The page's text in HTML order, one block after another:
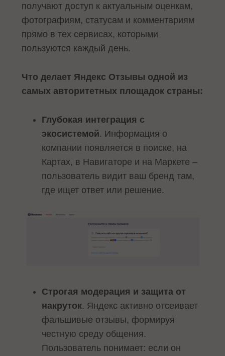
получают доступ к актуальным оценкам,
фотографиям, статусам и комментариям
прямо в тех сервисах, которыми
пользуются каждый день.
Что делает Яндекс Отзывы одной из
самых авторитетных площадок страны:
Глубокая интеграция с
экосистемой. Информация о
компании появляется в поиске, на
Картах, в Навигаторе и на Маркете –
пользователь видит ваш бренд там,
где ищет ответ или решение.
Строгая модерация и защита от
накруток. Яндекс активно отсеивает
фальшивые отзывы, формируя
честную среду общения.
Пользователь понимает: если он